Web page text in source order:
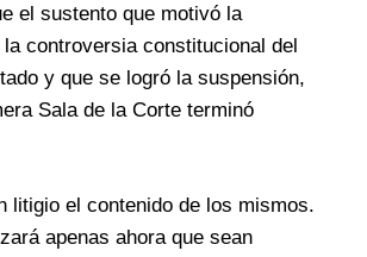
el sustento que motivó la
controversia constitucional del
y que se logró la suspensión,
Sala de la Corte terminó
litigio el contenido de los mismos.
apenas ahora que sean